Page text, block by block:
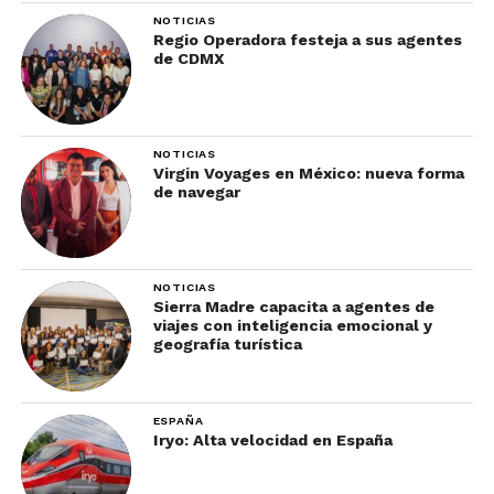
NOTICIAS
Regio Operadora festeja a sus agentes
de CDMX
NOTICIAS
Virgin Voyages en México: nueva forma
de navegar
NOTICIAS
Sierra Madre capacita a agentes de
viajes con inteligencia emocional y
geografía turística
ESPAÑA
Iryo: Alta velocidad en España